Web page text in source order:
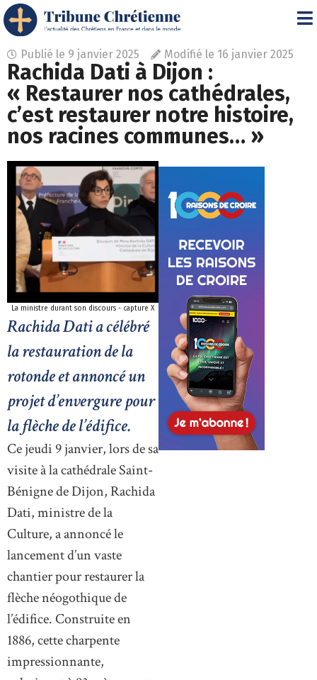
Publié le 9 janvier 2025 Modifié le 16 janvier 2025
Rachida Dati à Dijon :
« Restaurer nos cathédrales,
c’est restaurer notre histoire,
nos racines communes… »
La ministre durant son discours - capture X
Rachida Dati a célébré
la restauration de la
rotonde et annoncé un
projet d’envergure pour
la flèche de l’édifice.
Ce jeudi 9 janvier, lors de sa
visite à la cathédrale Saint-
Bénigne de Dijon, Rachida
Dati, ministre de la
Culture, a annoncé le
lancement d’un vaste
chantier pour restaurer la
flèche néogothique de
l’édifice. Construite en
1886, cette charpente
impressionnante,